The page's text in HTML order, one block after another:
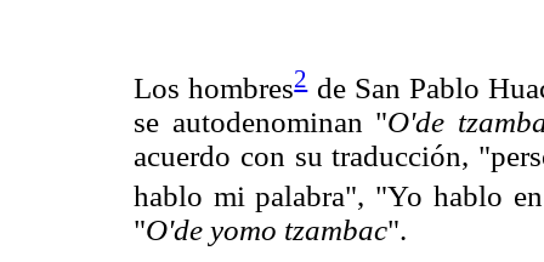
Los hombres2de San Pablo
se autodenominan "O'de
acuerdo con su traducción,
hablo mi palabra", "Yo hablo
"O'de yomo tzambac".